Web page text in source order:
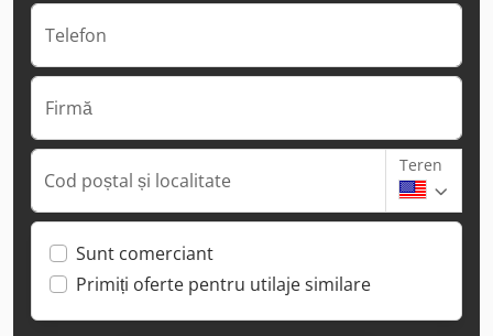
Telefon
Firmă
Cod poștal și localitate
Teren
Sunt comerciant
Primiți oferte pentru utilaje similare